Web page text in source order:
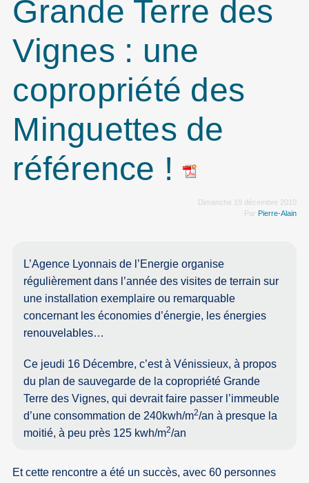
Grande Terre des
Vignes : une
copropriété des
Minguettes de
référence !
Dimanche 19 décembre 2010
Par Pierre-Alain
L’Agence Lyonnais de l’Energie organise
régulièrement dans l’année des visites de terrain sur
une installation exemplaire ou remarquable
concernant les économies d’énergie, les énergies
renouvelables…
Ce jeudi 16 Décembre, c’est à Vénissieux, à propos
du plan de sauvegarde de la copropriété Grande
Terre des Vignes, qui devrait faire passer l’immeuble
d’une consommation de 240kwh/m2/an à presque la
moitié, à peu près 125 kwh/m2/an
Et cette rencontre a été un succès, avec 60 personnes